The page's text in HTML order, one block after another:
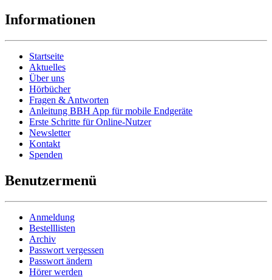
Informationen
Startseite
Aktuelles
Über uns
Hörbücher
Fragen & Antworten
Anleitung BBH App für mobile Endgeräte
Erste Schritte für Online-Nutzer
Newsletter
Kontakt
Spenden
Benutzermenü
Anmeldung
Bestelllisten
Archiv
Passwort vergessen
Passwort ändern
Hörer werden